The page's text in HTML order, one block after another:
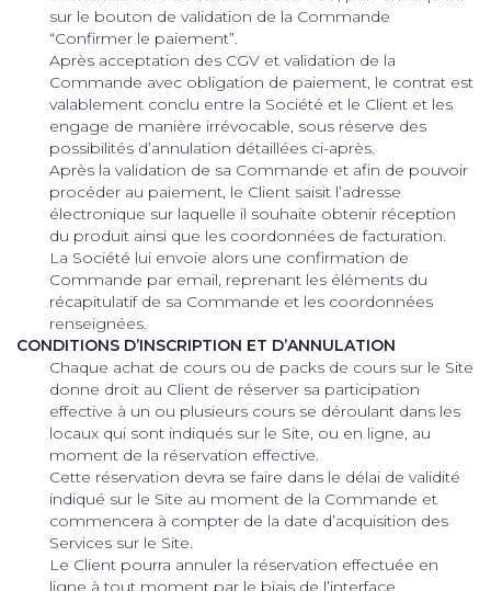
sur le bouton de validation de la Commande
“Confirmer le paiement”.
Après acceptation des CGV et validation de la
Commande avec obligation de paiement, le contrat est
valablement conclu entre la Société et le Client et les
engage de manière irrévocable, sous réserve des
possibilités d’annulation détaillées ci-après.
Après la validation de sa Commande et afin de pouvoir
procéder au paiement, le Client saisit l’adresse
électronique sur laquelle il souhaite obtenir réception
du produit ainsi que les coordonnées de facturation.
La Société lui envoie alors une confirmation de
Commande par email, reprenant les éléments du
récapitulatif de sa Commande et les coordonnées
renseignées.
CONDITIONS D’INSCRIPTION ET D’ANNULATION
Chaque achat de cours ou de packs de cours sur le Site
donne droit au Client de réserver sa participation
effective à un ou plusieurs cours se déroulant dans les
locaux qui sont indiqués sur le Site, ou en ligne, au
moment de la réservation effective.
Cette réservation devra se faire dans le délai de validité
indiqué sur le Site au moment de la Commande et
commencera à compter de la date d’acquisition des
Services sur le Site.
Le Client pourra annuler la réservation effectuée en
ligne à tout moment par le biais de l’interface